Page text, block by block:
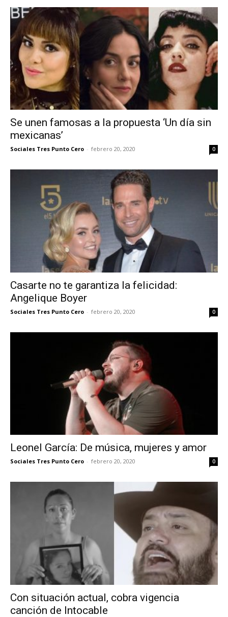
Se unen famosas a la propuesta ‘Un día sin
mexicanas’
Sociales Tres Punto Cero - febrero 20, 2020 0
Casarte no te garantiza la felicidad:
Angelique Boyer
Sociales Tres Punto Cero - febrero 20, 2020 0
Leonel García: De música, mujeres y amor
Sociales Tres Punto Cero - febrero 20, 2020 0
Con situación actual, cobra vigencia
canción de Intocable